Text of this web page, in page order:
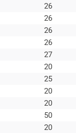
26
26
26
26
27
20
25
20
20
50
20